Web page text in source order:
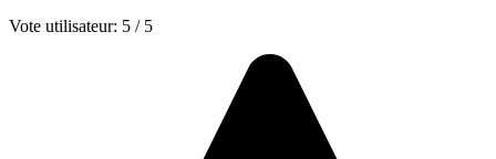
Vote utilisateur: 5 / 5